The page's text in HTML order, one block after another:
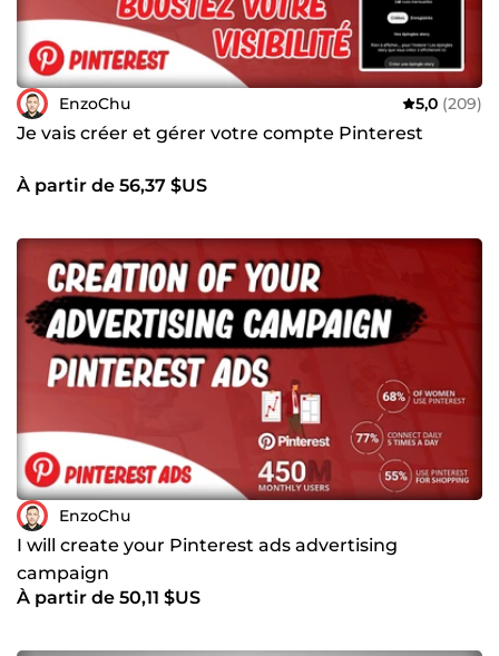
EnzoChu 5,0 (209)
Je vais créer et gérer votre compte Pinterest
À partir de 56,37 $US
EnzoChu
I will create your Pinterest ads advertising
campaign
À partir de 50,11 $US